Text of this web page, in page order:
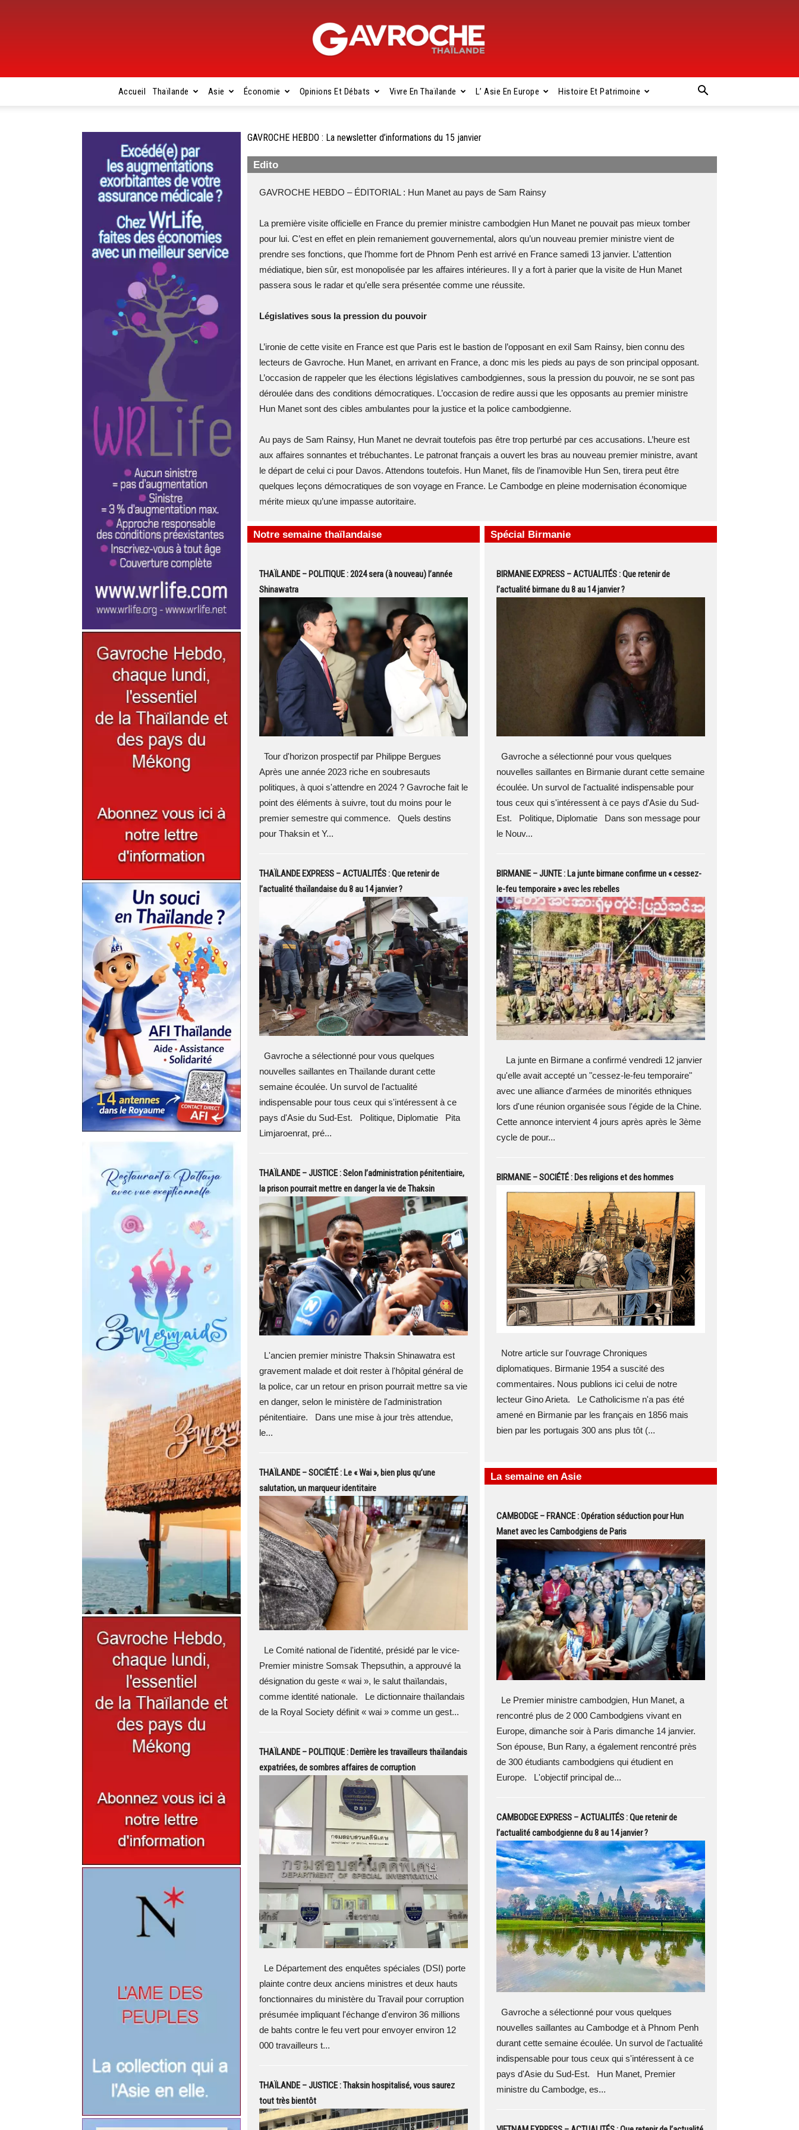
Gavroche
Thaïlande
Accueil Thaïlande Asie Économie Opinions Et Débats Vivre En Thaïlande L’ Asie En Europe Histoire Et Patrimoine
GAVROCHE HEBDO : La newsletter d’informations du 15 janvier
Edito
GAVROCHE HEBDO – ÉDITORIAL : Hun Manet au pays de Sam Rainsy
La première visite officielle en France du premier ministre cambodgien Hun Manet ne pouvait pas mieux tomber
pour lui. C’est en effet en plein remaniement gouvernemental, alors qu’un nouveau premier ministre vient de
prendre ses fonctions, que l’homme fort de Phnom Penh est arrivé en France samedi 13 janvier. L’attention
médiatique, bien sûr, est monopolisée par les affaires intérieures. Il y a fort à parier que la visite de Hun Manet
passera sous le radar et qu’elle sera présentée comme une réussite.
Législatives sous la pression du pouvoir
L’ironie de cette visite en France est que Paris est le bastion de l’opposant en exil Sam Rainsy, bien connu des
lecteurs de Gavroche. Hun Manet, en arrivant en France, a donc mis les pieds au pays de son principal opposant.
L’occasion de rappeler que les élections législatives cambodgiennes, sous la pression du pouvoir, ne se sont pas
déroulée dans des conditions démocratiques. L’occasion de redire aussi que les opposants au premier ministre
Hun Manet sont des cibles ambulantes pour la justice et la police cambodgienne.
Au pays de Sam Rainsy, Hun Manet ne devrait toutefois pas être trop perturbé par ces accusations. L’heure est
aux affaires sonnantes et trébuchantes. Le patronat français a ouvert les bras au nouveau premier ministre, avant
le départ de celui ci pour Davos. Attendons toutefois. Hun Manet, fils de l’inamovible Hun Sen, tirera peut être
quelques leçons démocratiques de son voyage en France. Le Cambodge en pleine modernisation économique
mérite mieux qu’une impasse autoritaire.
Notre semaine thaïlandaise
THAÏLANDE – POLITIQUE : 2024 sera (à nouveau) l’année
Shinawatra
Tour d'horizon prospectif par Philippe Bergues
Après une année 2023 riche en soubresauts
politiques, à quoi s'attendre en 2024 ? Gavroche fait le
point des éléments à suivre, tout du moins pour le
premier semestre qui commence. Quels destins
pour Thaksin et Y...
THAÏLANDE EXPRESS – ACTUALITÉS : Que retenir de
l’actualité thaïlandaise du 8 au 14 janvier ?
Gavroche a sélectionné pour vous quelques
nouvelles saillantes en Thaïlande durant cette
semaine écoulée. Un survol de l'actualité
indispensable pour tous ceux qui s'intéressent à ce
pays d'Asie du Sud-Est. Politique, Diplomatie Pita
Limjaroenrat, pré...
THAÏLANDE – JUSTICE : Selon l’administration pénitentiaire,
la prison pourrait mettre en danger la vie de Thaksin
L'ancien premier ministre Thaksin Shinawatra est
gravement malade et doit rester à l'hôpital général de
la police, car un retour en prison pourrait mettre sa vie
en danger, selon le ministère de l'administration
pénitentiaire. Dans une mise à jour très attendue,
le...
THAÏLANDE – SOCIÉTÉ : Le « Wai », bien plus qu’une
salutation, un marqueur identitaire
Le Comité national de l'identité, présidé par le vice-
Premier ministre Somsak Thepsuthin, a approuvé la
désignation du geste « wai », le salut thaïlandais,
comme identité nationale. Le dictionnaire thaïlandais
de la Royal Society définit « wai » comme un gest...
THAÏLANDE – POLITIQUE : Derrière les travailleurs thaïlandais
expatriées, de sombres affaires de corruption
Le Département des enquêtes spéciales (DSI) porte
plainte contre deux anciens ministres et deux hauts
fonctionnaires du ministère du Travail pour corruption
présumée impliquant l'échange d'environ 36 millions
de bahts contre le feu vert pour envoyer environ 12
000 travailleurs t...
THAÏLANDE – JUSTICE : Thaksin hospitalisé, vous saurez
tout très bientôt
Spécial Birmanie
BIRMANIE EXPRESS – ACTUALITÉS : Que retenir de
l’actualité birmane du 8 au 14 janvier ?
Gavroche a sélectionné pour vous quelques
nouvelles saillantes en Birmanie durant cette semaine
écoulée. Un survol de l'actualité indispensable pour
tous ceux qui s'intéressent à ce pays d'Asie du Sud-
Est. Politique, Diplomatie Dans son message pour
le Nouv...
BIRMANIE – JUNTE : La junte birmane confirme un « cessez-
le-feu temporaire » avec les rebelles
La junte en Birmane a confirmé vendredi 12 janvier
qu'elle avait accepté un "cessez-le-feu temporaire"
avec une alliance d'armées de minorités ethniques
lors d'une réunion organisée sous l'égide de la Chine.
Cette annonce intervient 4 jours après après le 3ème
cycle de pour...
BIRMANIE – SOCIÉTÉ : Des religions et des hommes
Notre article sur l'ouvrage Chroniques
diplomatiques. Birmanie 1954 a suscité des
commentaires. Nous publions ici celui de notre
lecteur Gino Arieta. Le Catholicisme n'a pas été
amené en Birmanie par les français en 1856 mais
bien par les portugais 300 ans plus tôt (...
La semaine en Asie
CAMBODGE – FRANCE : Opération séduction pour Hun
Manet avec les Cambodgiens de Paris
Le Premier ministre cambodgien, Hun Manet, a
rencontré plus de 2 000 Cambodgiens vivant en
Europe, dimanche soir à Paris dimanche 14 janvier.
Son épouse, Bun Rany, a également rencontré près
de 300 étudiants cambodgiens qui étudient en
Europe. L'objectif principal de...
CAMBODGE EXPRESS – ACTUALITÉS : Que retenir de
l’actualité cambodgienne du 8 au 14 janvier ?
Gavroche a sélectionné pour vous quelques
nouvelles saillantes au Cambodge et à Phnom Penh
durant cette semaine écoulée. Un survol de l'actualité
indispensable pour tous ceux qui s'intéressent à ce
pays d'Asie du Sud-Est. Hun Manet, Premier
ministre du Cambodge, es...